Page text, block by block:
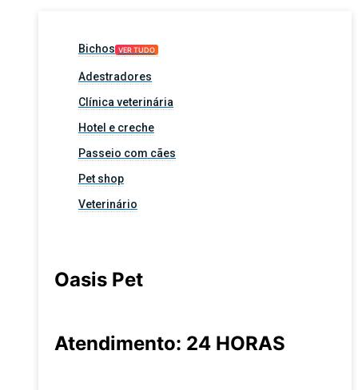
Bichos VER TUDO
Adestradores
Clínica veterinária
Hotel e creche
Passeio com cães
Pet shop
Veterinário
Oasis Pet
Atendimento: 24 HORAS